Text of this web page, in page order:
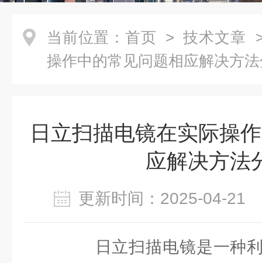
当前位置： 首页 > 技术文章
操作中的常见问题相应解决方
日立扫描电镜在实际操
应解决方法
更新时间：2025-04-
日立扫描电镜是一种利